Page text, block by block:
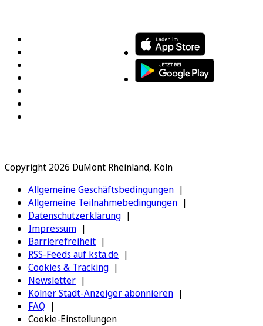
Copyright 2026 DuMont Rheinland, Köln
Allgemeine Geschäftsbedingungen
Allgemeine Teilnahmebedingungen
Datenschutzerklärung
Impressum
Barrierefreiheit
RSS-Feeds auf ksta.de
Cookies & Tracking
Newsletter
Kölner Stadt-Anzeiger abonnieren
FAQ
Cookie-Einstellungen